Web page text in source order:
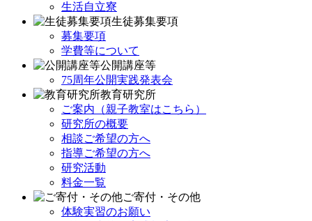
生活自立寮
生徒募集要項
募集要項
学費等について
公開講座等
75周年公開実践発表会
教育研究所
ご案内（親子教室はこちら）
研究所の概要
相談ご希望の方へ
指導ご希望の方へ
研究活動
料金一覧
ご寄付・その他
体験実習のお願い